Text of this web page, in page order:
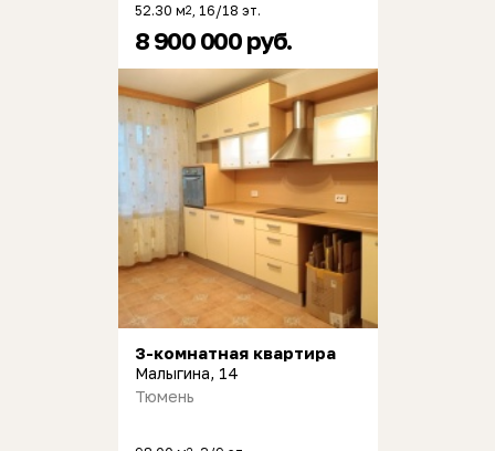
52.30 м2 , 16/18 эт.
8 900 000 руб.
3-комнатная квартира
Малыгина, 14
Тюмень